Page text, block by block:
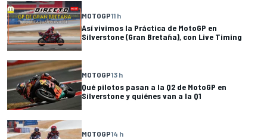
MOTOGP11 h
Así vivimos la Práctica de MotoGP en
Silverstone (Gran Bretaña), con Live Timing
MOTOGP13 h
Qué pilotos pasan a la Q2 de MotoGP en
Silverstone y quiénes van a la Q1
MOTOGP14 h